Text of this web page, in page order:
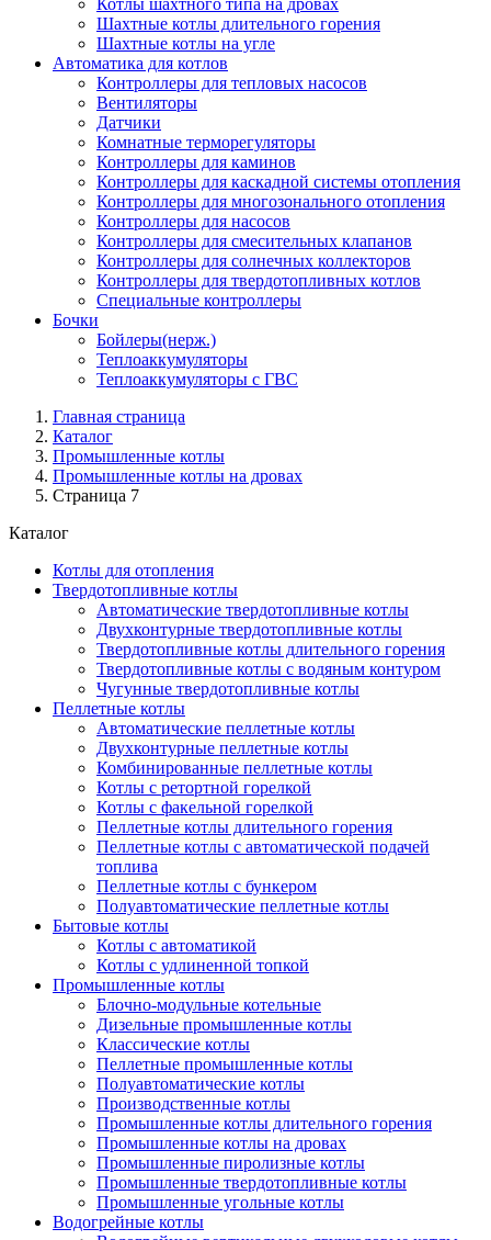
Котлы шахтного типа на дровах
Шахтные котлы длительного горения
Шахтные котлы на угле
Автоматика для котлов
Контроллеры для тепловых насосов
Вентиляторы
Датчики
Комнатные терморегуляторы
Контроллеры для каминов
Контроллеры для каскадной системы отопления
Контроллеры для многозонального отопления
Контроллеры для насосов
Контроллеры для смесительных клапанов
Контроллеры для солнечных коллекторов
Контроллеры для твердотопливных котлов
Специальные контроллеры
Бочки
Бойлеры(нерж.)
Теплоаккумуляторы
Теплоаккумуляторы с ГВС
Главная страница
Каталог
Промышленные котлы
Промышленные котлы на дровах
Страница 7
Каталог
Котлы для отопления
Твердотопливные котлы
Автоматические твердотопливные котлы
Двухконтурные твердотопливные котлы
Твердотопливные котлы длительного горения
Твердотопливные котлы с водяным контуром
Чугунные твердотопливные котлы
Пеллетные котлы
Автоматические пеллетные котлы
Двухконтурные пеллетные котлы
Комбинированные пеллетные котлы
Котлы с ретортной горелкой
Котлы с факельной горелкой
Пеллетные котлы длительного горения
Пеллетные котлы с автоматической подачей
топлива
Пеллетные котлы с бункером
Полуавтоматические пеллетные котлы
Бытовые котлы
Котлы с автоматикой
Котлы с удлиненной топкой
Промышленные котлы
Блочно-модульные котельные
Дизельные промышленные котлы
Классические котлы
Пеллетные промышленные котлы
Полуавтоматические котлы
Производственные котлы
Промышленные котлы длительного горения
Промышленные котлы на дровах
Промышленные пиролизные котлы
Промышленные твердотопливные котлы
Промышленные угольные котлы
Водогрейные котлы